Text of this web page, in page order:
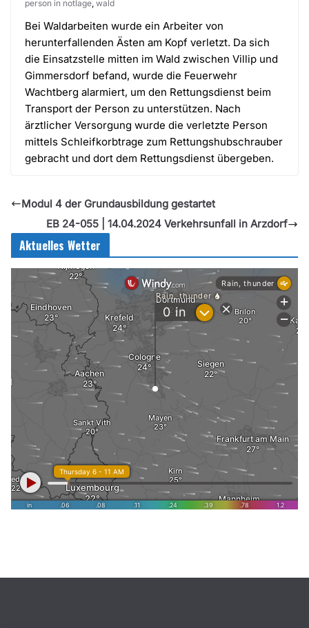
person in notlage wald
Bei Waldarbeiten wurde ein Arbeiter von
herunterfallenden Ästen am Kopf verletzt. Da sich
die Einsatzstelle mitten im Wald zwischen Villip und
Gimmersdorf befand, wurde die Feuerwehr
Wachtberg alarmiert, um den Rettungsdienst beim
Transport der Person zu unterstützen. Nach
ärztlicher Versorgung wurde die verletzte Person
mittels Schleifkorbtrage zum Rettungshubschrauber
gebracht und dort dem Rettungsdienst übergeben.
Modul 4 der Grundausbildung gestartet
EB 24-055 | 14.04.2024 Verkehrsunfall in Arzdorf
Aktuelles Wetter